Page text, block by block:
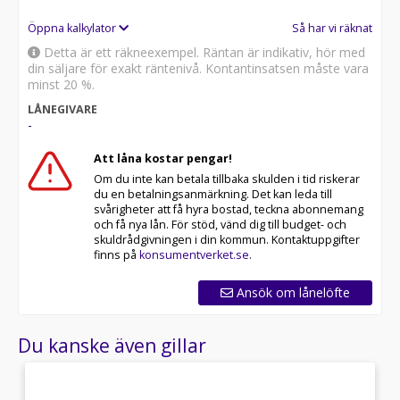
Öppna kalkylator Så har vi räknat
Detta är ett räkneexempel. Räntan är indikativ, hör med
din säljare för exakt räntenivå. Kontantinsatsen måste vara
minst 20 %.
LÅNEGIVARE
-
Att låna kostar pengar!
Om du inte kan betala tillbaka skulden i tid riskerar
du en betalningsanmärkning. Det kan leda till
svårigheter att få hyra bostad, teckna abonnemang
och få nya lån. För stöd, vänd dig till budget- och
skuldrådgivningen i din kommun. Kontaktuppgifter
finns på konsumentverket.se.
Ansök om lånelöfte
Du kanske även gillar